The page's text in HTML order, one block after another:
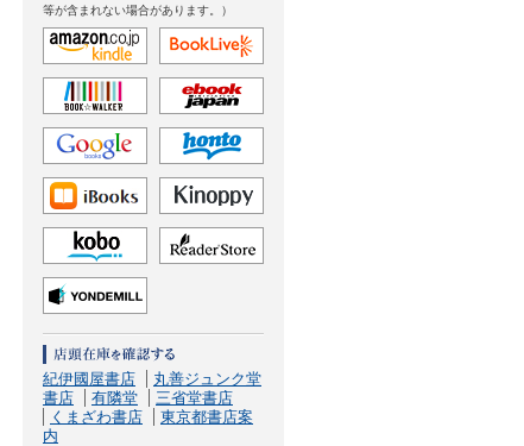
等が含まれない場合があります。）
紀伊國屋書店
丸善ジュンク堂
書店
有隣堂
三省堂書店
くまざわ書店
東京都書店案
内